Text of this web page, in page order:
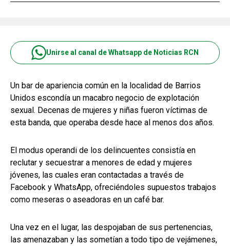
Unirse al canal de Whatsapp de Noticias RCN
Un bar de apariencia común en la localidad de Barrios
Unidos escondía un macabro negocio de explotación
sexual. Decenas de mujeres y niñas fueron víctimas de
esta banda, que operaba desde hace al menos dos años.
El modus operandi de los delincuentes consistía en
reclutar y secuestrar a menores de edad y mujeres
jóvenes, las cuales eran contactadas a través de
Facebook y WhatsApp, ofreciéndoles supuestos trabajos
como meseras o aseadoras en un café bar.
Una vez en el lugar, las despojaban de sus pertenencias,
las amenazaban y las sometían a todo tipo de vejámenes,